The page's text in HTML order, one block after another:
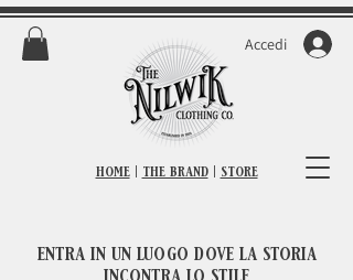
home|the brand|store
Accedi
entra in un luogo dove la storia